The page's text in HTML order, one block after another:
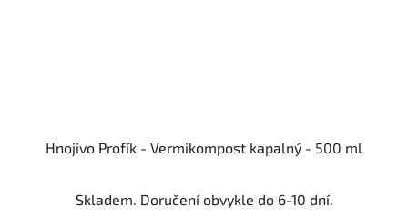
Hnojivo Profík - Vermikompost kapalný - 500 ml
Skladem. Doručení obvykle do 6-10 dní.